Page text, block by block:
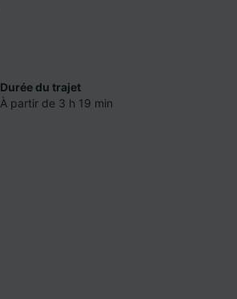
Durée du trajet
À partir de 3 h 19 min